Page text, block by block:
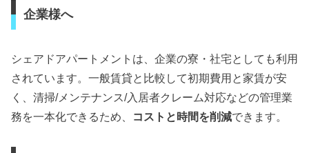
企業様へ
シェアドアパートメントは、企業の寮・社宅としても利用
されています。一般賃貸と比較して初期費用と家賃が安
く、清掃/メンテナンス/入居者クレーム対応などの管理業
務を一本化できるため、
コストと時間を削減できます。